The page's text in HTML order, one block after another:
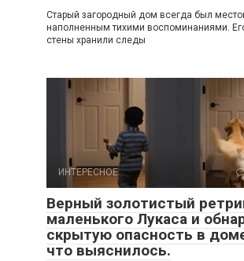
Старый загородный дом всегда был
наполненным тихими воспоминаниями.
стены хранили следы
ИНТЕРЕСНОЕ
Верный золотистый
маленького Лукаса и
скрытую опасность в
что выяснилось.